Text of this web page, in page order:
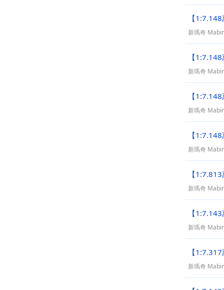
【
新瑪奇
【
新瑪奇
【
新瑪奇
【
新瑪奇
【
新瑪奇
【
新瑪奇
【
新瑪奇